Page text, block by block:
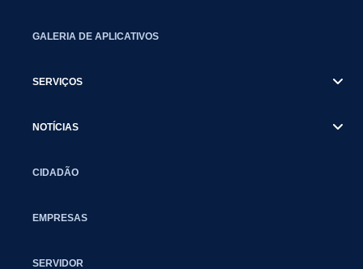
GALERIA DE APLICATIVOS
SERVIÇOS
NOTÍCIAS
CIDADÃO
EMPRESAS
SERVIDOR